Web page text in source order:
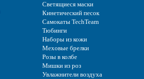
Светящиеся маски
Кинетический песок
Самокаты TechTeam
Тюбинги
Наборы из кожи
Меховые брелки
Розы в колбе
Мишки из роз
Увлажнители воздуха